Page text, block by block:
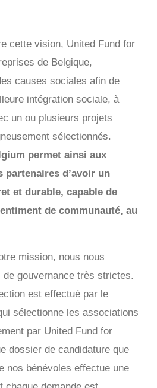
cette vision, United Fund for
de Belgique,
causes sociales afin de
intégration sociale, à
un ou plusieurs projets
sélectionnés.
permet ainsi aux
partenaires d’avoir un
et durable, capable de
de communauté, au
mission, nous nous
de gouvernance très strictes.
est effectué par le
sélectionne les associations
par United Fund for
dossier de candidature que
nos bénévoles effectue une